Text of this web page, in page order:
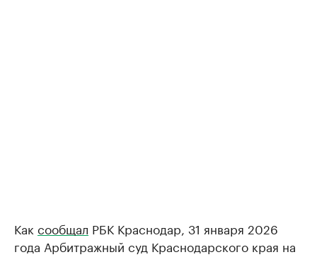
Как сообщал РБК Краснодар, 31 января 2026
года Арбитражный суд Краснодарского края на